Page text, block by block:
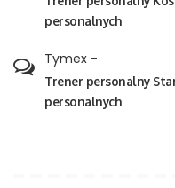
personalnych
Tymex -
Trener personalny
personalnych